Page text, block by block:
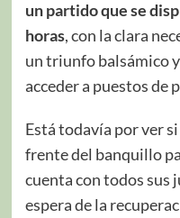
un partido que se
horas, con la clara
un triunfo balsámico
acceder a puestos de
Está todavía por ver
frente del banquillo
cuenta con todos sus
espera de la